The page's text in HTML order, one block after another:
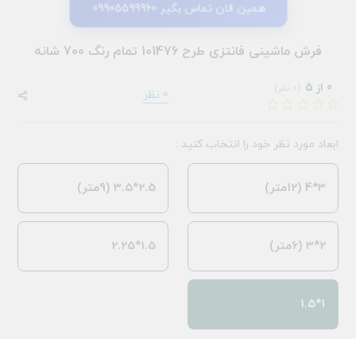
همین الان تماس بگیر 09905599960
فرش ماشینی فانتزی طرح 101476 تمام رنگ 700 شانه
0 از 5 0 نظر
ابعاد مورد نظر خود را انتخاب کنید :
3*4 (12متر) 2.5*3.5 (9متر)
2*3 (6متر) 1.5*2.25
1*1.5